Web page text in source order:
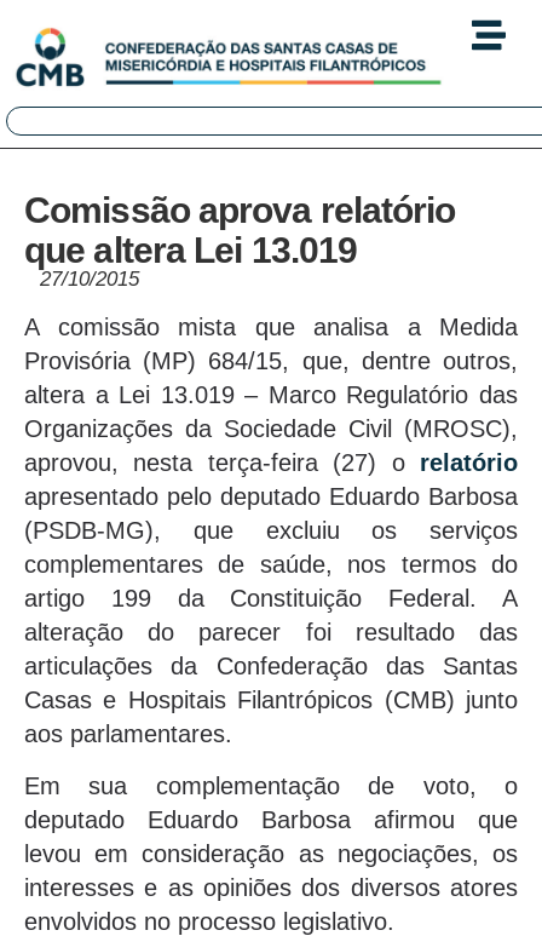
Comissão aprova relatório
que altera Lei 13.019
27/10/2015
A comissão mista que analisa a Medida
Provisória (MP) 684/15, que, dentre outros,
altera a Lei 13.019 – Marco Regulatório das
Organizações da Sociedade Civil (MROSC),
aprovou, nesta terça-feira (27) o relatório
apresentado pelo deputado Eduardo Barbosa
(PSDB-MG), que excluiu os serviços
complementares de saúde, nos termos do
artigo 199 da Constituição Federal. A
alteração do parecer foi resultado das
articulações da Confederação das Santas
Casas e Hospitais Filantrópicos (CMB) junto
aos parlamentares.
Em sua complementação de voto, o
deputado Eduardo Barbosa afirmou que
levou em consideração as negociações, os
interesses e as opiniões dos diversos atores
envolvidos no processo legislativo.